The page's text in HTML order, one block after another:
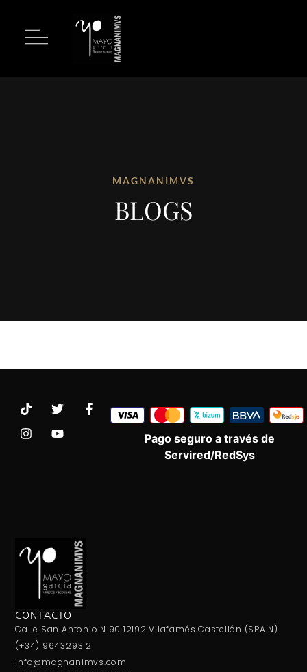
MAGNANIMVS
BLOGS
Pago seguro a través de
Servired/RedSys
CONTACTO
Calle San Antonio N 90 12192 Vilafamés Castellón (SPAIN)
(+34) 964329312
info@magnanimvs.com